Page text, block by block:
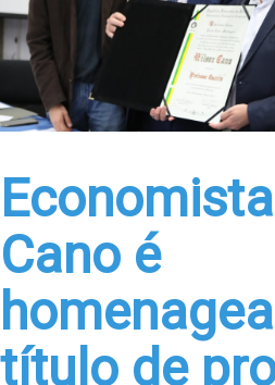
Cano é
título de